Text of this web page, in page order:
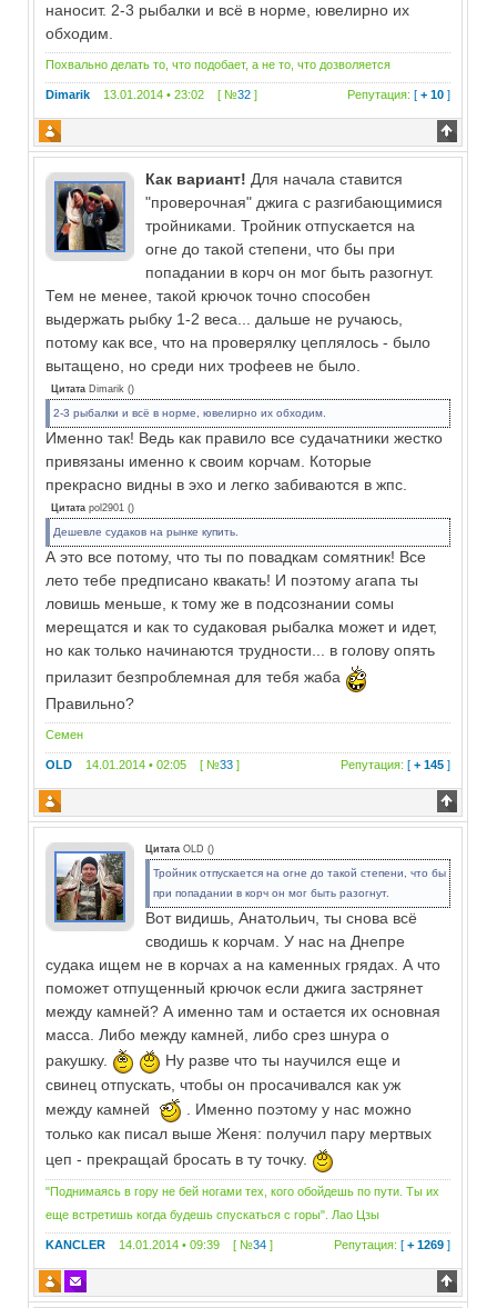
наносит. 2-3 рыбалки и всё в норме, ювелирно их
обходим.
Похвально делать то, что подобает, а не то, что дозволяется
Dimarik 13.01.2014 • 23:02 [ №32 ] Репутация: [+ 10 ]
Как вариант! Для начала ставится
"проверочная" джига с разгибающимися
тройниками. Тройник отпускается на
огне до такой степени, что бы при
попадании в корч он мог быть разогнут.
Тем не менее, такой крючок точно способен
выдержать рыбку 1-2 веса... дальше не ручаюсь,
потому как все, что на проверялку цеплялось - было
вытащено, но среди них трофеев не было.
Цитата Dimarik ()
2-3 рыбалки и всё в норме, ювелирно их обходим.
Именно так! Ведь как правило все судачатники жестко
привязаны именно к своим корчам. Которые
прекрасно видны в эхо и легко забиваются в жпс.
Цитата pol2901 ()
Дешевле судаков на рынке купить.
А это все потому, что ты по повадкам сомятник! Все
лето тебе предписано квакать! И поэтому агапа ты
ловишь меньше, к тому же в подсознании сомы
мерещатся и как то судаковая рыбалка может и идет,
но как только начинаются трудности... в голову опять
прилазит безпроблемная для тебя жаба
Правильно?
Семен
OLD 14.01.2014 • 02:05 [ №33 ] Репутация: [+ 145 ]
Цитата OLD ()
Тройник отпускается на огне до такой степени, что бы
при попадании в корч он мог быть разогнут.
Вот видишь, Анатольич, ты снова всё
сводишь к корчам. У нас на Днепре
судака ищем не в корчах а на каменных грядах. А что
поможет отпущенный крючок если джига застрянет
между камней? А именно там и остается их основная
масса. Либо между камней, либо срез шнура о
ракушку.
Ну разве что ты научился еще и
свинец отпускать, чтобы он просачивался как уж
между камней
. Именно поэтому у нас можно
только как писал выше Женя: получил пару мертвых
цеп - прекращай бросать в ту точку.
"Поднимаясь в гору не бей ногами тех, кого обойдешь по пути. Ты их
еще встретишь когда будешь спускаться с горы". Лао Цзы
KANCLER 14.01.2014 • 09:39 [ №34 ] Репутация: [+ 1269 ]